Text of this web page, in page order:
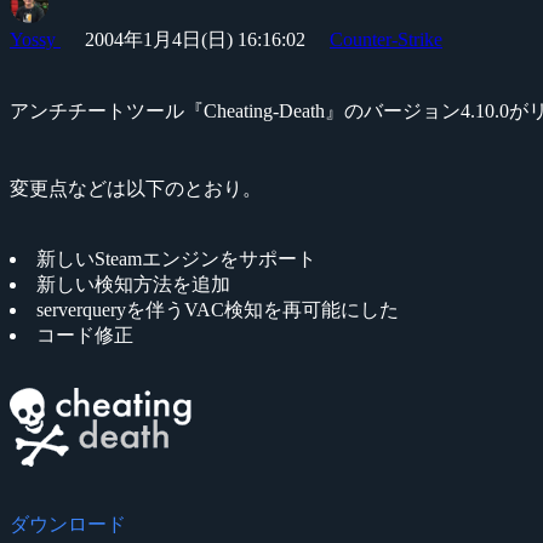
Yossy 2004年1月4日(日) 16:16:02 Counter-Strike
アンチチートツール『Cheating-Death』のバージョン4.10.0が
変更点などは以下のとおり。
新しいSteamエンジンをサポート
新しい検知方法を追加
serverqueryを伴うVAC検知を再可能にした
コード修正
ダウンロード